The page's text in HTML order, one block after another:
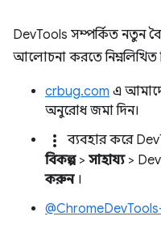
DevTools সম্পর্কিত নতুন
আলোচনা করতে নিম্নলিখিত
crbug.com এ
অনুরোধ জমা দিন।
more_vert ব্যবহার করে
বিকল্প> সাহায্য>
করুন।